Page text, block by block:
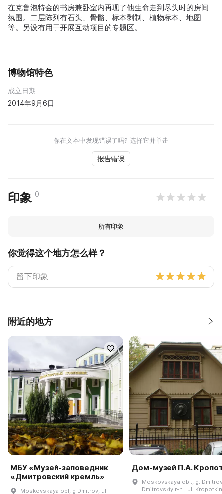
在克鲁泡特金的书房兼卧室内再现了他生命走到尽头时的房间
氛围。二层陈列有石头、骨骼、标本剥制、植物标本、地图
等。另设有用于开展互动项目的专题区。
博物馆特色
成立日期
2014年9月6日
你在文本中发现错误了吗? 选择它并单击
报告错误
印象 0
所有印象
你觉得这个地方怎么样？
附近的地方
МБУ «Музей-заповедник
«Дмитровский кремль»
Moskovskaya obl, g Dmitrov, ul
Дом-музей П.А.
Moskovskaya obl., g.
Dmitrovskiy r-n., ul.